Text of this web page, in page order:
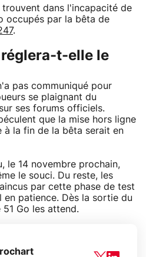
trouvent dans l'incapacité de
occupés par la bêta de
.
réglera-t-elle le
pas communiqué pour
se plaignant du
ses forums officiels.
que la mise hors ligne
à la fin de la bêta serait en
le 14 novembre prochain,
le souci. Du reste, les
par cette phase de test
patience. Dès la sortie du
Go les attend.